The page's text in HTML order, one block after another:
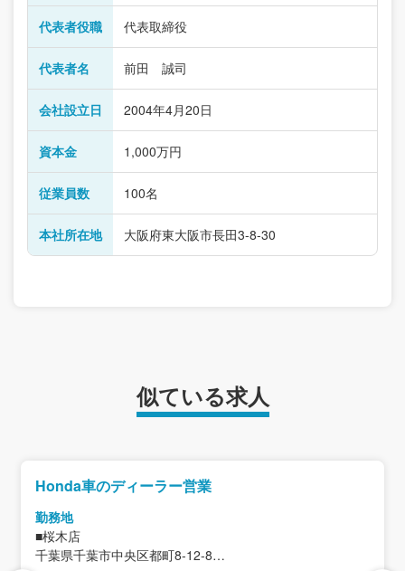
代表者役職 代表取締役
代表者名 前田 誠司
会社設立日 2004年4月20日
資本金 1,000万円
従業員数 100名
本社所在地 大阪府東大阪市長田3-8-30
似ている求人
Honda車のディーラー営業
勤務地
■桜木店
千葉県千葉市中央区都町8-12-8